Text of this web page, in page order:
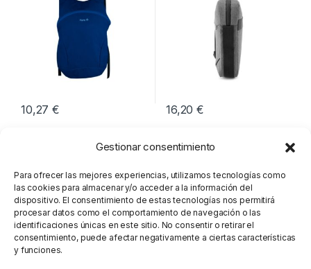
Gestionar consentimiento
Para ofrecer las mejores experiencias, utilizamos tecnologías como
las cookies para almacenar y/o acceder a la información del
dispositivo. El consentimiento de estas tecnologías nos permitirá
procesar datos como el comportamiento de navegación o las
identificaciones únicas en este sitio. No consentir o retirar el
consentimiento, puede afectar negativamente a ciertas características
y funciones.
10,27€ 16,20€